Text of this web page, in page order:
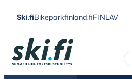
Siirry
suoraan
sisältöön
Ski.fiBikeparkfinland.fiFINLAV
Ski.fi